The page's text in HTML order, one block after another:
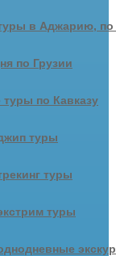
в Аджарию,
по Грузии
по Кавказу
туры
туры
туры